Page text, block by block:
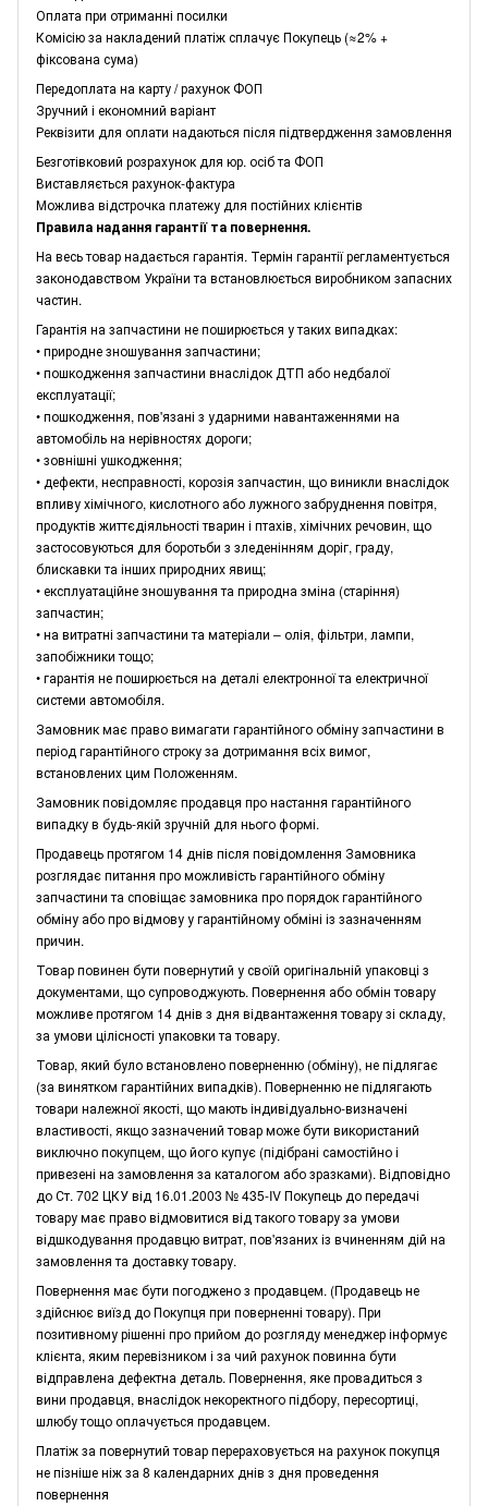
Оплата при отриманні посилки
Комісію за накладений платіж сплачує Покупець (≈2% +
фіксована сума)
Передоплата на карту / рахунок ФОП
Зручний і економний варіант
Реквізити для оплати надаються після підтвердження замовлення
Безготівковий розрахунок для юр. осіб та ФОП
Виставляється рахунок-фактура
Можлива відстрочка платежу для постійних клієнтів
Правила надання гарантії та повернення.
На весь товар надається гарантія. Термін гарантії регламентується
законодавством України та встановлюється виробником запасних
частин.
Гарантія на запчастини не поширюється у таких випадках:
• природне зношування запчастини;
• пошкодження запчастини внаслідок ДТП або недбалої
експлуатації;
• пошкодження, пов'язані з ударними навантаженнями на
автомобіль на нерівностях дороги;
• зовнішні ушкодження;
• дефекти, несправності, корозія запчастин, що виникли внаслідок
впливу хімічного, кислотного або лужного забруднення повітря,
продуктів життєдіяльності тварин і птахів, хімічних речовин, що
застосовуються для боротьби з зледенінням доріг, граду,
блискавки та інших природних явищ;
• експлуатаційне зношування та природна зміна (старіння)
запчастин;
• на витратні запчастини та матеріали – олія, фільтри, лампи,
запобіжники тощо;
• гарантія не поширюється на деталі електронної та електричної
системи автомобіля.
Замовник має право вимагати гарантійного обміну запчастини в
період гарантійного строку за дотримання всіх вимог,
встановлених цим Положенням.
Замовник повідомляє продавця про настання гарантійного
випадку в будь-якій зручній для нього формі.
Продавець протягом 14 днів після повідомлення Замовника
розглядає питання про можливість гарантійного обміну
запчастини та сповіщає замовника про порядок гарантійного
обміну або про відмову у гарантійному обміні із зазначенням
причин.
Товар повинен бути повернутий у своїй оригінальній упаковці з
документами, що супроводжують. Повернення або обмін товару
можливе протягом 14 днів з дня відвантаження товару зі складу,
за умови цілісності упаковки та товару.
Товар, який було встановлено поверненню (обміну), не підлягає
(за винятком гарантійних випадків). Поверненню не підлягають
товари належної якості, що мають індивідуально-визначені
властивості, якщо зазначений товар може бути використаний
виключно покупцем, що його купує (підібрані самостійно і
привезені на замовлення за каталогом або зразками). Відповідно
до Ст. 702 ЦКУ від 16.01.2003 № 435-IV Покупець до передачі
товару має право відмовитися від такого товару за умови
відшкодування продавцю витрат, пов'язаних із вчиненням дій на
замовлення та доставку товару.
Повернення має бути погоджено з продавцем. (Продавець не
здійснює виїзд до Покупця при поверненні товару). При
позитивному рішенні про прийом до розгляду менеджер інформує
клієнта, яким перевізником і за чий рахунок повинна бути
відправлена дефектна деталь. Повернення, яке провадиться з
вини продавця, внаслідок некоректного підбору, пересортиці,
шлюбу тощо оплачується продавцем.
Платіж за повернутий товар перераховується на рахунок покупця
не пізніше ніж за 8 календарних днів з дня проведення
повернення